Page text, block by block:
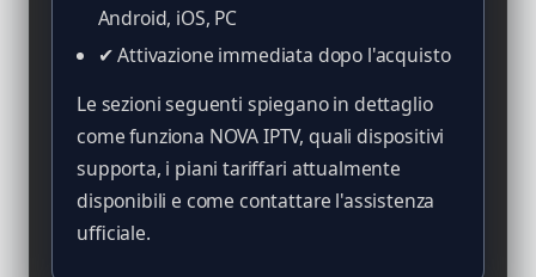
Android, iOS, PC
✔ Attivazione immediata dopo l'acquisto
Le sezioni seguenti spiegano in dettaglio
come funziona NOVA IPTV, quali dispositivi
supporta, i piani tariffari attualmente
disponibili e come contattare l'assistenza
ufficiale.